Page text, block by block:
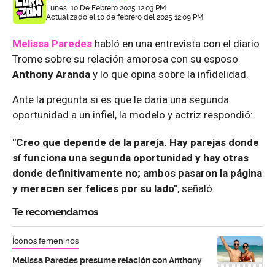
Lunes, 10 De Febrero 2025 12:03 PM
Actualizado el 10 de febrero del 2025 12:09 PM
Melissa Paredes habló en una entrevista con el diario
Trome sobre su relación amorosa con su esposo
Anthony Aranda y lo que opina sobre la infidelidad.
Ante la pregunta si es que le daría una segunda
oportunidad a un infiel, la modelo y actriz respondió:
"Creo que depende de la pareja. Hay parejas donde
sí funciona una segunda oportunidad y hay otras
donde definitivamente no; ambos pasaron la página
y merecen ser felices por su lado", señaló.
Te recomendamos
Íconos femeninos
Melissa Paredes presume relación con Anthony